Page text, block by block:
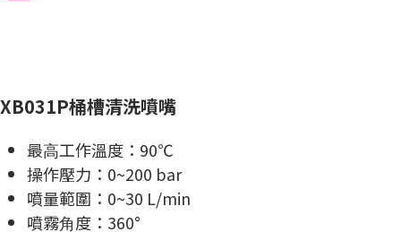
XB031P桶槽清洗噴嘴
最⾼⼯作溫度：90℃
操作壓⼒：0~200 bar
噴量範圍：0~30 L/min
噴霧⾓度：360°